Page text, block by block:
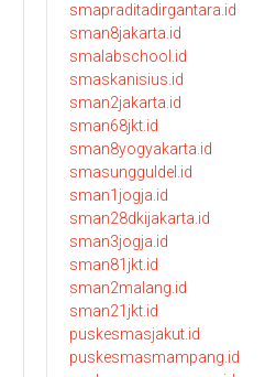
smapraditadirgantara.id
sman8jakarta.id
smalabschool.id
smaskanisius.id
sman2jakarta.id
sman68jkt.id
sman8yogyakarta.id
smasungguldel.id
sman1jogja.id
sman28dkijakarta.id
sman3jogja.id
sman81jkt.id
sman2malang.id
sman21jkt.id
puskesmasjakut.id
puskesmasmampang.id